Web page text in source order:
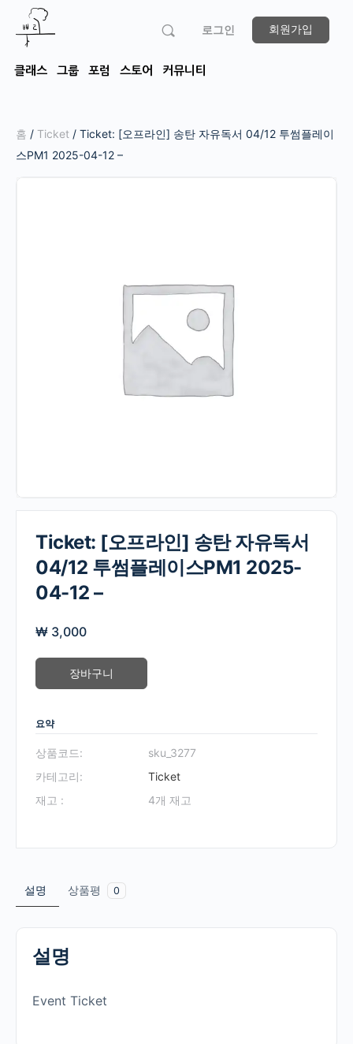
로그인 회원가입
클래스 그룹 포럼 스토어 커뮤니티
홈 / Ticket / Ticket: [오프라인] 송탄 자유독서 04/12 투썸플레이
스PM1 2025-04-12 –
Ticket: [오프라인] 송탄 자유독서
04/12 투썸플레이스PM1 2025-
04-12 –
₩ 3,000
장바구니
요약
상품코드:
sku_3277
카테고리:
Ticket
재고 :
4개 재고
설명 상품평 0
설명
Event Ticket